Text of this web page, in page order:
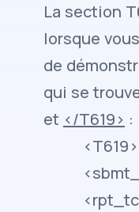
La section
lorsque
de
qui se
et </T619> :
<T619>